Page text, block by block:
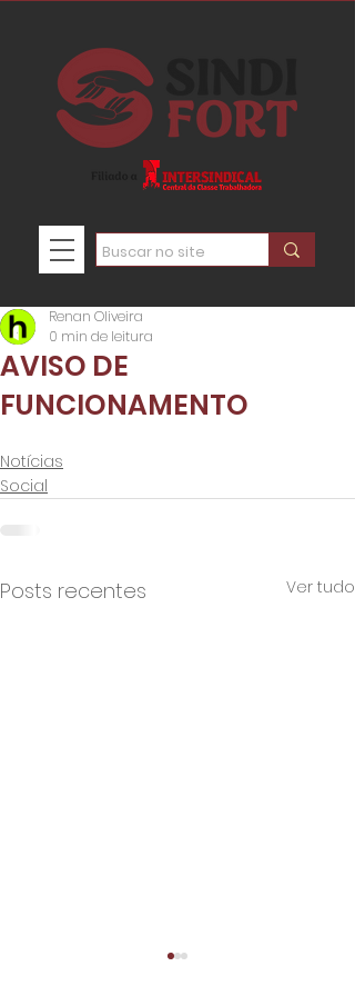
AVISO DE
FUNCIONAMENTO
Renan Oliveira
0 min de leitura
Notícias
Social
Posts recentes Ver tudo